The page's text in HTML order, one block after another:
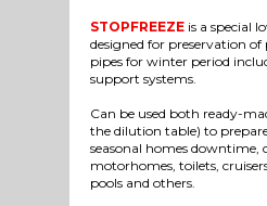
STOPFREEZE is a special
designed for preservation
pipes for winter period
support systems.
Can be used both ready-
the dilution table) to
seasonal homes downtime,
motorhomes, toilets,
pools and others.